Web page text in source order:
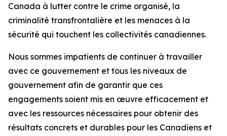
Canada à lutter contre le crime organisé, la
criminalité transfrontalière et les menaces à la
sécurité qui touchent les collectivités canadiennes.
Nous sommes impatients de continuer à travailler
avec ce gouvernement et tous les niveaux de
gouvernement afin de garantir que ces
engagements soient mis en œuvre efficacement et
avec les ressources nécessaires pour obtenir des
résultats concrets et durables pour les Canadiens et